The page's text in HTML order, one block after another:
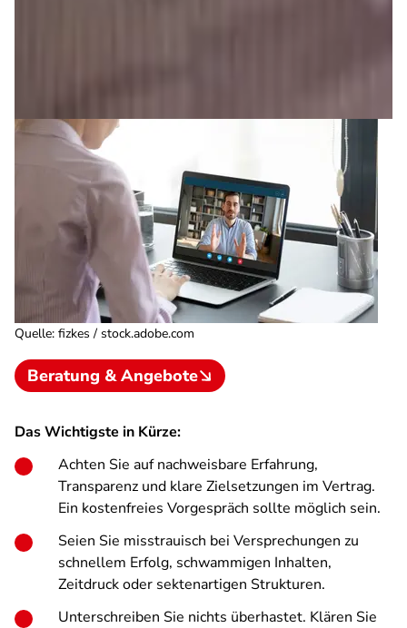
Quelle: fizkes / stock.adobe.com
Beratung & Angebote
Das Wichtigste in Kürze:
Achten Sie auf nachweisbare Erfahrung,
Transparenz und klare Zielsetzungen im Vertrag.
Ein kostenfreies Vorgespräch sollte möglich sein.
Seien Sie misstrauisch bei Versprechungen zu
schnellem Erfolg, schwammigen Inhalten,
Zeitdruck oder sektenartigen Strukturen.
Unterschreiben Sie nichts überhastet. Klären Sie